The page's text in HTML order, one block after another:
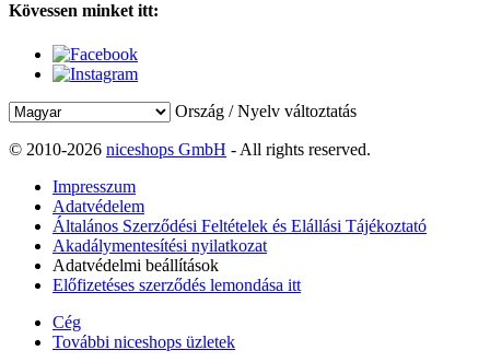
Kövessen minket itt:
Ország / Nyelv változtatás
© 2010-2026 niceshops GmbH - All rights reserved.
Impresszum
Adatvédelem
Általános Szerződési Feltételek és Elállási Tájékoztató
Akadálymentesítési nyilatkozat
Adatvédelmi beállítások
Előfizetéses szerződés lemondása itt
Cég
További niceshops üzletek